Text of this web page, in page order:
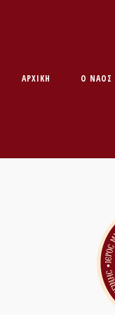
ΑΡΧΙΚΉ O ΝΑΌΣ